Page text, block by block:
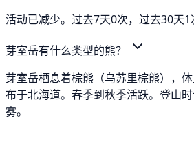
活动已减少。过去7天0次，过去30天1
芽室岳有什么类型的熊？
芽室岳栖息着棕熊（乌苏里棕熊），
布于北海道。春季到秋季活跃。登山
雾。